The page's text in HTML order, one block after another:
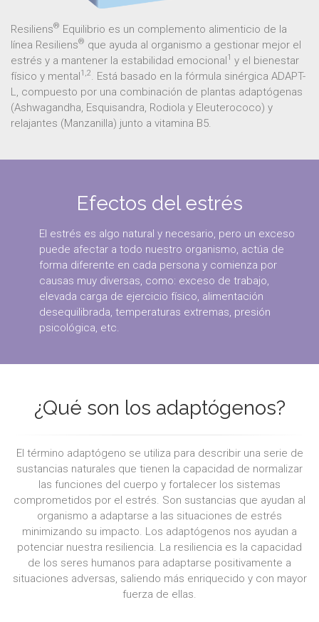
Resiliens® Equilibrio es un complemento alimenticio de la
línea Resiliens® que ayuda al organismo a gestionar mejor el
estrés y a mantener la estabilidad emocional1 y el bienestar
físico y mental1,2. Está basado en la fórmula sinérgica ADAPT-
L, compuesto por una combinación de plantas adaptógenas
(Ashwagandha, Esquisandra, Rodiola y Eleuterococo) y
relajantes (Manzanilla) junto a vitamina B5.
Efectos del estrés
El estrés es algo natural y necesario, pero un exceso
puede afectar a todo nuestro organismo, actúa de
forma diferente en cada persona y comienza por
causas muy diversas, como: exceso de trabajo,
elevada carga de ejercicio físico, alimentación
desequilibrada, temperaturas extremas, presión
psicológica, etc.
¿Qué son los adaptógenos?
El término adaptógeno se utiliza para describir una serie de
sustancias naturales que tienen la capacidad de normalizar
las funciones del cuerpo y fortalecer los sistemas
comprometidos por el estrés. Son sustancias que ayudan al
organismo a adaptarse a las situaciones de estrés
minimizando su impacto. Los adaptógenos nos ayudan a
potenciar nuestra resiliencia. La resiliencia es la capacidad
de los seres humanos para adaptarse positivamente a
situaciones adversas, saliendo más enriquecido y con mayor
fuerza de ellas.